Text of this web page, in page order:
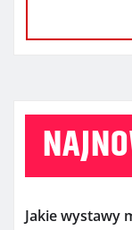
Jakie wystawy